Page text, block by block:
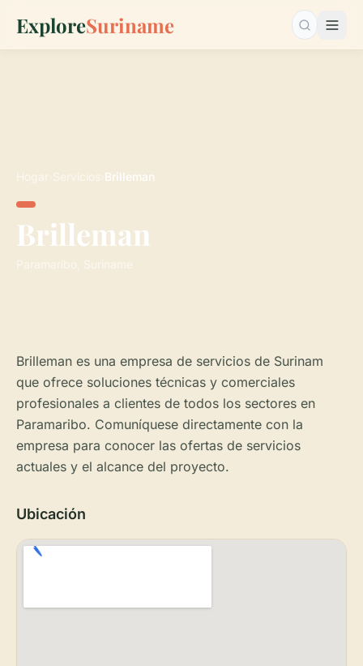
ExploreSuriname Buscar…
Hogar Servicios Brilleman
Brilleman
Paramaribo, Suriname
Brilleman es una empresa de servicios de Surinam
que ofrece soluciones técnicas y comerciales
profesionales a clientes de todos los sectores en
Paramaribo. Comuníquese directamente con la
empresa para conocer las ofertas de servicios
actuales y el alcance del proyecto.
Ubicación